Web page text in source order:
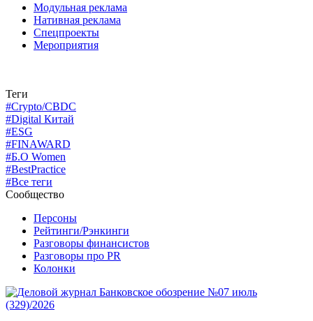
Модульная реклама
Нативная реклама
Спецпроекты
Мероприятия
Теги
#Crypto/CBDC
#Digital Китай
#ESG
#FINAWARD
#Б.О Women
#BestPractice
#Все теги
Сообщество
Персоны
Рейтинги/Рэнкинги
Разговоры финансистов
Разговоры про PR
Колонки